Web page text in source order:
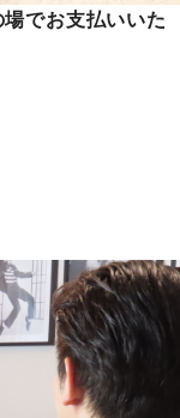
でお支払いいた